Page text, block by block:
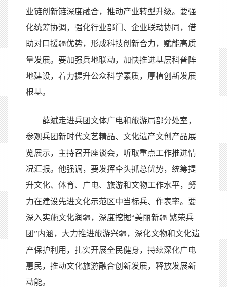
业链创新链深度融合，推动产业转型升级。要强
化统筹协调，强化行业部门、企业联动协同，借
助对口援疆优势，形成科技创新合力，赋能高质
量发展。要加强兵地联动，加快推进基层科普阵
地建设，着力提升公众科学素质，厚植创新发展
根基。
薛斌走进兵团文体广电和旅游局部分处室，
参观兵团新时代文艺精品、文化遗产文创产品展
览展示，主持召开座谈会，听取重点工作推进情
况汇报。他强调，要发挥牵头抓总优势，统筹提
升文化、体育、广电、旅游和文物工作水平，努
力在建设先进文化示范区中当标兵、作表率。要
深入实施文化润疆，深度挖掘“美丽新疆 繁荣兵
团”内涵，大力推进旅游兴疆，深化文物和文化遗
产保护利用，扎实开展全民健身，持续深化广电
惠民，推动文化旅游融合创新发展，释放发展新
动能。